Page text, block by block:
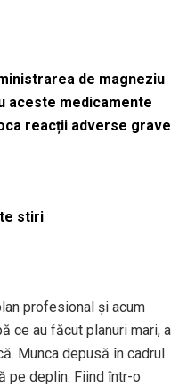
de magneziu
aceste medicamente
reacții adverse grave
stiri
profesional și acum
ce au făcut planuri mari, a
Munca depusă în cadrul
pe deplin. Fiind într-o